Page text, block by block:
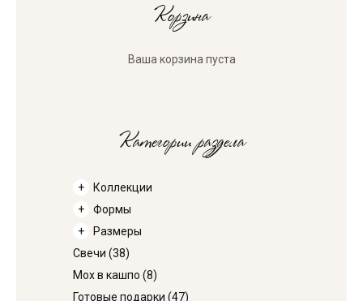
Корзина
Ваша корзина пуста
Категории раздела
Коллекции
Формы
Размеры
Свечи (38)
Мох в кашпо (8)
Готовые подарки (47)